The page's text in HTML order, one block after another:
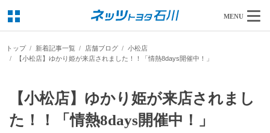
MENU
トップ 新着記事一覧 店舗ブログ
小松店
【小松店】ゆかり姫が来店されました！！「情熱8days開催中！」
【小松店】ゆかり姫が来店されまし
た！！「情熱8days開催中！」